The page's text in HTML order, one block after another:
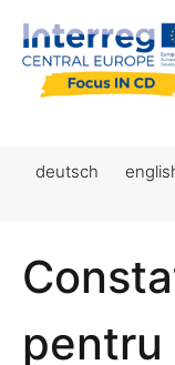
deutsch
pentru